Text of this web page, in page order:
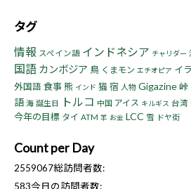
タグ
情報 スペイン語 インドネシア チャリダー
国語 カンボジア 鳥 くまモン エチオピア イ
外国語 食事熊 インド 猫宿 人物 Gigazine峠
語 海 誕生日 トルコ 中国 アイス キルギス 台湾
今年の目標 タイ ATM 羊 お金 LCC 雪 ドヤ街
Count per Day
2559067総訪問者数:
583今日の訪問者数: